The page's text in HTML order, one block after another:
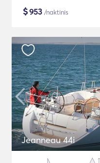
$953 /naktinis
Jeanneau 44i